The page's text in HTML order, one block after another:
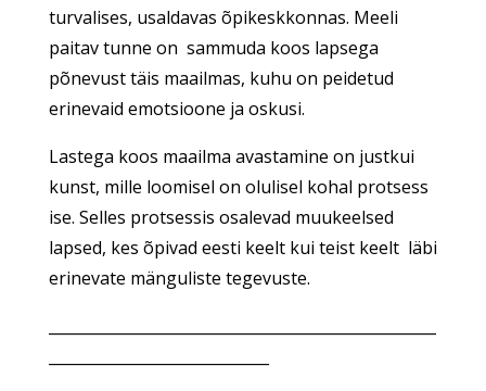
turvalises, usaldavas õpikeskkonnas. Meeli
paitav tunne on sammuda koos lapsega
põnevust täis maailmas, kuhu on peidetud
erinevaid emotsioone ja oskusi.
Lastega koos maailma avastamine on justkui
kunst, mille loomisel on olulisel kohal protsess
ise. Selles protsessis osalevad muukeelsed
lapsed, kes õpivad eesti keelt kui teist keelt läbi
erinevate mänguliste tegevuste.